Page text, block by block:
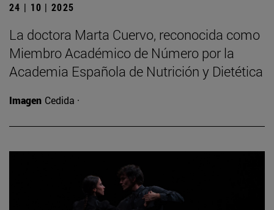
24 | 10 | 2025
La doctora Marta Cuervo, reconocida como
Miembro Académico de Número por la
Academia Española de Nutrición y Dietética
Imagen Cedida ·